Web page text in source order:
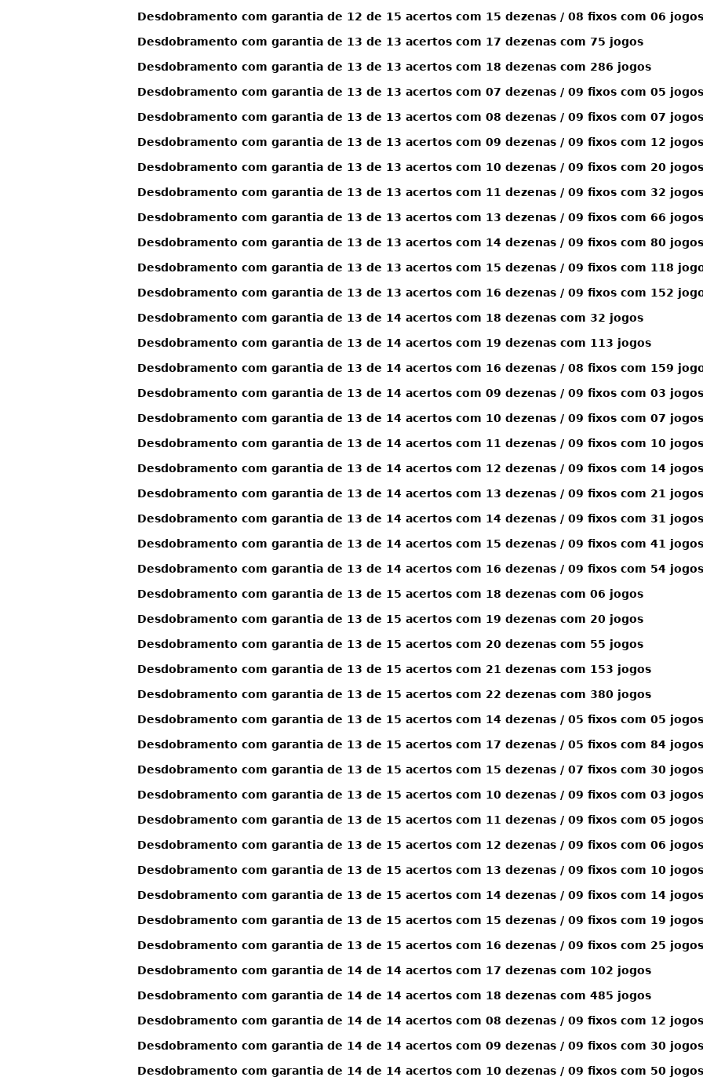
Desdobramento com garantia de 12 de 15 acertos com 15 dezenas / 08 fixos com 06 jogos
Desdobramento com garantia de 13 de 13 acertos com 17 dezenas com 75 jogos
Desdobramento com garantia de 13 de 13 acertos com 18 dezenas com 286 jogos
Desdobramento com garantia de 13 de 13 acertos com 07 dezenas / 09 fixos com 05 jogos
Desdobramento com garantia de 13 de 13 acertos com 08 dezenas / 09 fixos com 07 jogos
Desdobramento com garantia de 13 de 13 acertos com 09 dezenas / 09 fixos com 12 jogos
Desdobramento com garantia de 13 de 13 acertos com 10 dezenas / 09 fixos com 20 jogos
Desdobramento com garantia de 13 de 13 acertos com 11 dezenas / 09 fixos com 32 jogos
Desdobramento com garantia de 13 de 13 acertos com 13 dezenas / 09 fixos com 66 jogos
Desdobramento com garantia de 13 de 13 acertos com 14 dezenas / 09 fixos com 80 jogos
Desdobramento com garantia de 13 de 13 acertos com 15 dezenas / 09 fixos com 118
Desdobramento com garantia de 13 de 13 acertos com 16 dezenas / 09 fixos com 152
Desdobramento com garantia de 13 de 14 acertos com 18 dezenas com 32 jogos
Desdobramento com garantia de 13 de 14 acertos com 19 dezenas com 113 jogos
Desdobramento com garantia de 13 de 14 acertos com 16 dezenas / 08 fixos com 159
Desdobramento com garantia de 13 de 14 acertos com 09 dezenas / 09 fixos com 03 jogos
Desdobramento com garantia de 13 de 14 acertos com 10 dezenas / 09 fixos com 07 jogos
Desdobramento com garantia de 13 de 14 acertos com 11 dezenas / 09 fixos com 10 jogos
Desdobramento com garantia de 13 de 14 acertos com 12 dezenas / 09 fixos com 14 jogos
Desdobramento com garantia de 13 de 14 acertos com 13 dezenas / 09 fixos com 21 jogos
Desdobramento com garantia de 13 de 14 acertos com 14 dezenas / 09 fixos com 31 jogos
Desdobramento com garantia de 13 de 14 acertos com 15 dezenas / 09 fixos com 41 jogos
Desdobramento com garantia de 13 de 14 acertos com 16 dezenas / 09 fixos com 54 jogos
Desdobramento com garantia de 13 de 15 acertos com 18 dezenas com 06 jogos
Desdobramento com garantia de 13 de 15 acertos com 19 dezenas com 20 jogos
Desdobramento com garantia de 13 de 15 acertos com 20 dezenas com 55 jogos
Desdobramento com garantia de 13 de 15 acertos com 21 dezenas com 153 jogos
Desdobramento com garantia de 13 de 15 acertos com 22 dezenas com 380 jogos
Desdobramento com garantia de 13 de 15 acertos com 14 dezenas / 05 fixos com 05 jogos
Desdobramento com garantia de 13 de 15 acertos com 17 dezenas / 05 fixos com 84 jogos
Desdobramento com garantia de 13 de 15 acertos com 15 dezenas / 07 fixos com 30 jogos
Desdobramento com garantia de 13 de 15 acertos com 10 dezenas / 09 fixos com 03 jogos
Desdobramento com garantia de 13 de 15 acertos com 11 dezenas / 09 fixos com 05 jogos
Desdobramento com garantia de 13 de 15 acertos com 12 dezenas / 09 fixos com 06 jogos
Desdobramento com garantia de 13 de 15 acertos com 13 dezenas / 09 fixos com 10 jogos
Desdobramento com garantia de 13 de 15 acertos com 14 dezenas / 09 fixos com 14 jogos
Desdobramento com garantia de 13 de 15 acertos com 15 dezenas / 09 fixos com 19 jogos
Desdobramento com garantia de 13 de 15 acertos com 16 dezenas / 09 fixos com 25 jogos
Desdobramento com garantia de 14 de 14 acertos com 17 dezenas com 102 jogos
Desdobramento com garantia de 14 de 14 acertos com 18 dezenas com 485 jogos
Desdobramento com garantia de 14 de 14 acertos com 08 dezenas / 09 fixos com 12 jogos
Desdobramento com garantia de 14 de 14 acertos com 09 dezenas / 09 fixos com 30 jogos
Desdobramento com garantia de 14 de 14 acertos com 10 dezenas / 09 fixos com 50 jogos